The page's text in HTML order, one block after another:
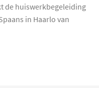
de huiswerkbegeleiding
in Haarlo van